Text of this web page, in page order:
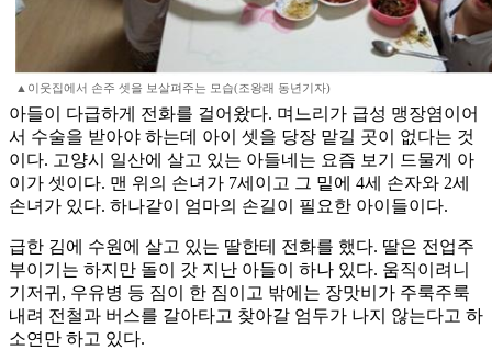
▲이웃집에서 손주 셋을 보살펴주는 모습(조왕래 동년기자)
아들이 다급하게 전화를 걸어왔다. 며느리가 급성 맹장염이어
서 수술을 받아야 하는데 아이 셋을 당장 맡길 곳이 없다는 것
이다. 고양시 일산에 살고 있는 아들네는 요즘 보기 드물게 아
이가 셋이다. 맨 위의 손녀가 7세이고 그 밑에 4세 손자와 2세
손녀가 있다. 하나같이 엄마의 손길이 필요한 아이들이다.
급한 김에 수원에 살고 있는 딸한테 전화를 했다. 딸은 전업주
부이기는 하지만 돌이 갓 지난 아들이 하나 있다. 움직이려니
기저귀, 우유병 등 짐이 한 짐이고 밖에는 장맛비가 주룩주룩
내려 전철과 버스를 갈아타고 찾아갈 엄두가 나지 않는다고 하
소연만 하고 있다.